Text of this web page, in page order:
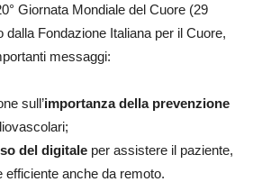
Giornata Mondiale del Cuore (29
Fondazione Italiana per il Cuore,
messaggi:
sull’importanza della prevenzione
del digitale per assistere il paziente,
efficiente anche da remoto.